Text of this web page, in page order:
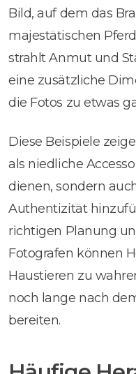
Bild, auf dem das
majestätischen
strahlt Anmut und
eine zusätzliche
die Fotos zu etwas
Diese Beispiele
als niedliche
dienen, sondern
Authentizität
richtigen Planung
Fotografen können
Haustieren zu
noch lange nach
bereiten.